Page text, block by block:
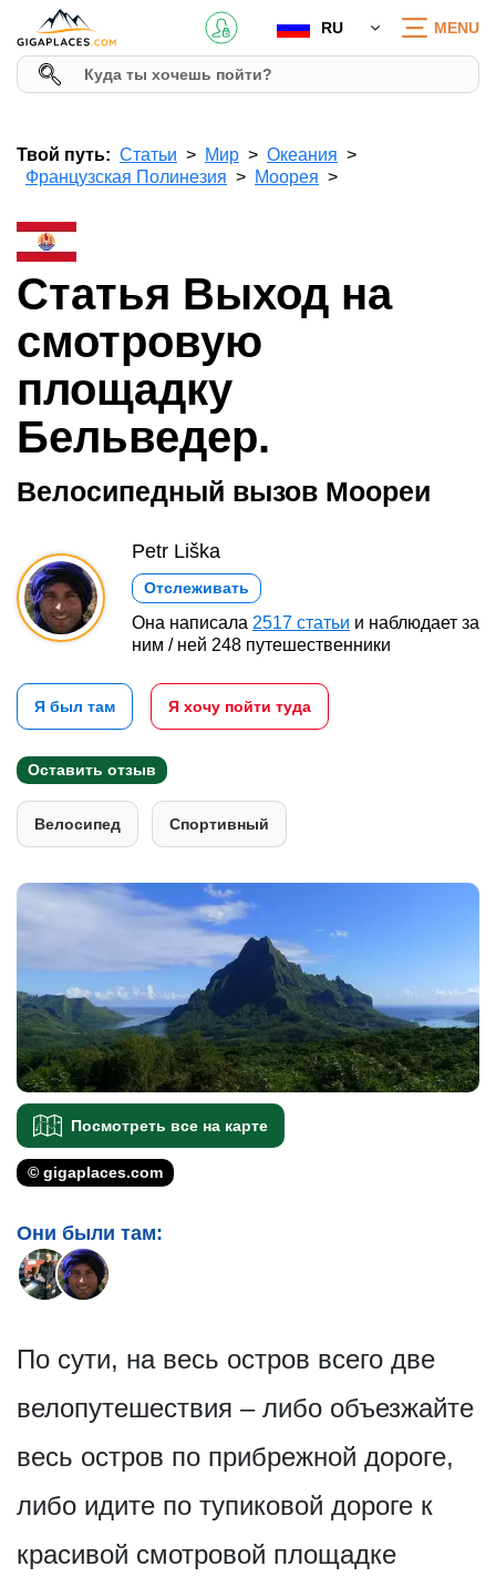
RU MENU
Твой путь: Статьи Мир
Океания
Французская Полинезия
Моорея
Статья Выход на
смотровую
площадку
Бельведер.
Велосипедный вызов Моореи
Petr Liška
Отслеживать
Она написала 2517 статьи и наблюдает за
ним / ней 248 путешественники
Я был там Я хочу пойти туда
Оставить отзыв
Велосипед Спортивный
Посмотреть все на карте
© gigaplaces.com
Они были там:
По сути, на весь остров всего две
велопутешествия – либо объезжайте
весь остров по прибрежной дороге,
либо идите по тупиковой дороге к
красивой смотровой площадке